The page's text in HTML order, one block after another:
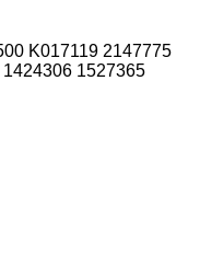
K017119 2147775
1527365